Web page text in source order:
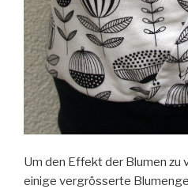
Um den Effekt der Blumen
einige vergrösserte